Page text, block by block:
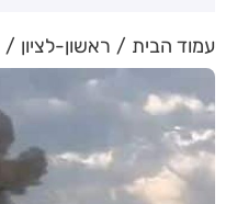
עמוד הבית ראשון-לציון